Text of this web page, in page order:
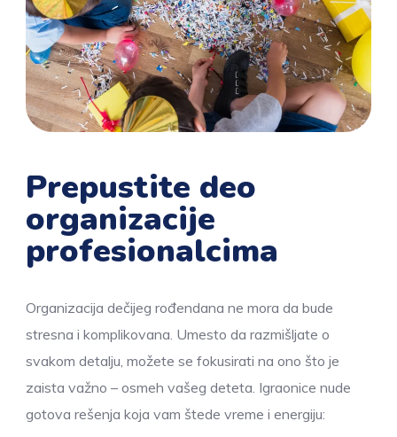
Prepustite deo
organizacije
profesionalcima
Organizacija dečijeg rođendana ne mora da bude
stresna i komplikovana. Umesto da razmišljate o
svakom detalju, možete se fokusirati na ono što je
zaista važno – osmeh vašeg deteta. Igraonice nude
gotova rešenja koja vam štede vreme i energiju: